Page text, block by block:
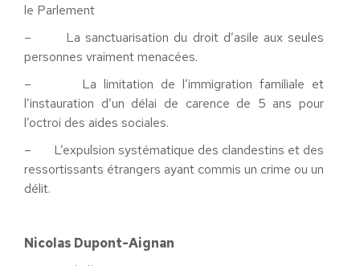
le Parlement
– La sanctuarisation du droit d’asile aux seules
personnes vraiment menacées.
– La limitation de l’immigration familiale et
l’instauration d’un délai de carence de 5 ans pour
l’octroi des aides sociales.
– L’expulsion systématique des clandestins et des
ressortissants étrangers ayant commis un crime ou un
délit.
Nicolas Dupont-Aignan